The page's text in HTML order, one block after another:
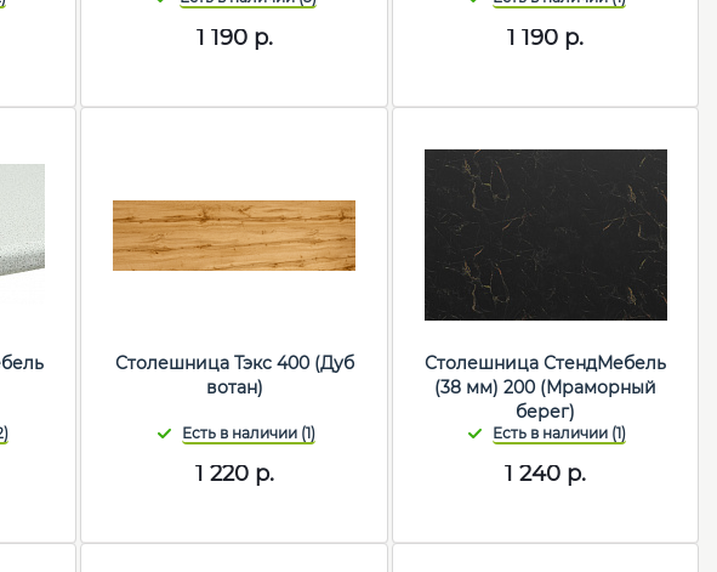
1 190р. 1 190 р.
Столешница Тэкс 400 (Дуб
вотан)
1 220р.
Столешница СтендМебель
(38 мм) 200 (Мраморный
берег)
1 240 р.